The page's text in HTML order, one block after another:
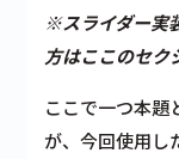
※スライダー実
方はここのセク
ここで一つ本題
が、今回使用し